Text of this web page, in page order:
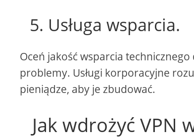
5. Usługa wsparcia.
Oceń jakość wsparcia
problemy. Usługi korporacyjne
pieniądze, aby je zbudować.
Jak wdrożyć VPN